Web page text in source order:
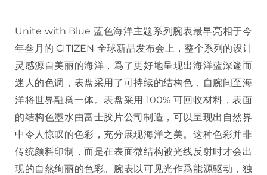
Unite with Blue 蓝色海洋主题系列腕表最早亮相于今
年叁月的 CITIZEN 全球新品发布会上，整个系列的设计
灵感源自美丽的海洋，爲了更好地呈现出海洋蓝深邃而
迷人的色调，表盘采用了可持续的结构色，自腕间至海
洋将世界融爲一体。表盘采用 100% 可回收材料，表面
的结构色墨水由富士胶片公司制造，可以呈现出自然界
中令人惊叹的色彩，充分展现海洋之美。这种色彩并非
传统颜料印制，而是在表面微结构被光线反射时才会出
现的自然绚丽的色彩。腕表以可见光作爲能源驱动，独